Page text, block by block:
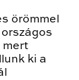
örömmel
mert
ki a